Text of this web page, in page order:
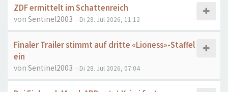
ZDF ermittelt im Schattenreich
von Sentinel2003 - Di 28. Jul 2026, 11:12
Finaler Trailer stimmt auf dritte «Lioness»-Staffel
ein
von Sentinel2003 - Di 28. Jul 2026, 07:04